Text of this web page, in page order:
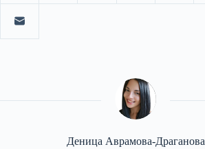
Деница Аврамова-Драганова